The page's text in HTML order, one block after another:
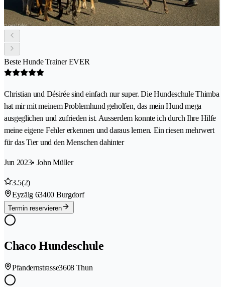
Beste Hunde Trainer EVER
Christian und Désirée sind einfach nur super. Die Hundeschule Thimba
hat mir mit meinem Problemhund geholfen, das mein Hund mega
ausgeglichen und zufrieden ist. Ausserdem konnte ich durch Ihre Hilfe
meine eigene Fehler erkennen und daraus lernen. Ein riesen mehrwert
für das Tier und den Menschen dahinter
Jun 2023• John Müller
3.5(2)
Eyzälg 63400 Burgdorf
Termin reservieren
Chaco Hundeschule
Pfandernstrasse3608 Thun